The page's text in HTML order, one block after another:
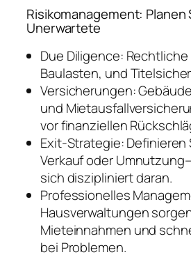
Risikomanagement: Planen
Unerwartete
Due Diligence:
Baulasten, und
Versicherungen:
und
vor finanziellen
Exit-Strategie: Definieren
Verkauf oder
sich diszipliniert daran.
Professionelles
Hausverwaltungen
Mieteinnahmen und
bei Problemen.